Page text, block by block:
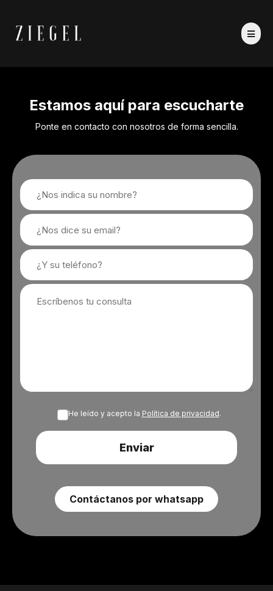
Estamos aquí para escucharte
Ponte en contacto con nosotros de forma sencilla.
He leído y acepto la Política de privacidad.
Enviar
Contáctanos por whatsapp